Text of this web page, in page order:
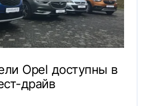
Opel доступны в
драйв